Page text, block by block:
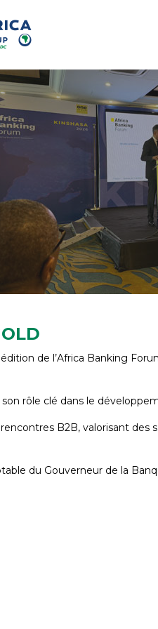
de l’Africa Banking
rôle clé dans le
B2B, valorisant des
du Gouverneur de la